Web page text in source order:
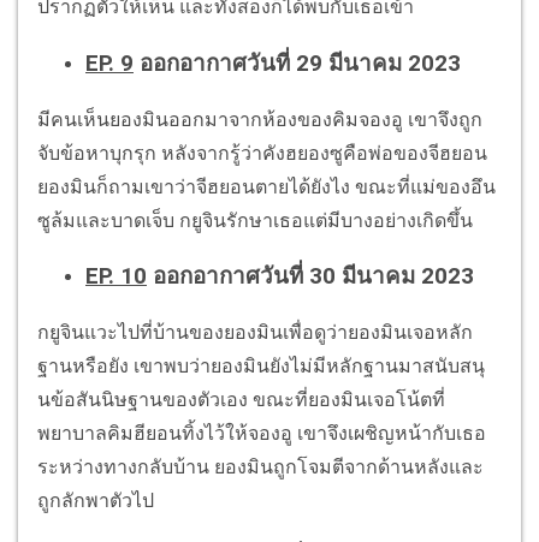
ปรากฏตัวให้เห็น และทั้งสองก็ได้พบกับเธอเข้า
EP. 9 ออกอากาศวันที่ 29 มีนาคม 2023
มีคนเห็นยองมินออกมาจากห้องของคิมจองอู เขาจึงถูก
จับข้อหาบุกรุก หลังจากรู้ว่าคังฮยองซูคือพ่อของจีฮยอน
ยองมินก็ถามเขาว่าจีฮยอนตายได้ยังไง ขณะที่แม่ของอึน
ซูล้มและบาดเจ็บ กยูจินรักษาเธอแต่มีบางอย่างเกิดขึ้น
EP. 10 ออกอากาศวันที่ 30 มีนาคม 2023
กยูจินแวะไปที่บ้านของยองมินเพื่อดูว่ายองมินเจอหลัก
ฐานหรือยัง เขาพบว่ายองมินยังไม่มีหลักฐานมาสนับสนุ
นข้อสันนิษฐานของตัวเอง ขณะที่ยองมินเจอโน้ตที่
พยาบาลคิมฮียอนทิ้งไว้ให้จองอู เขาจึงเผชิญหน้ากับเธอ
ระหว่างทางกลับบ้าน ยองมินถูกโจมตีจากด้านหลังและ
ถูกลักพาตัวไป